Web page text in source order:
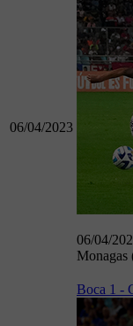
06/04/2023
06/04/
Monagas
Boca 1 -